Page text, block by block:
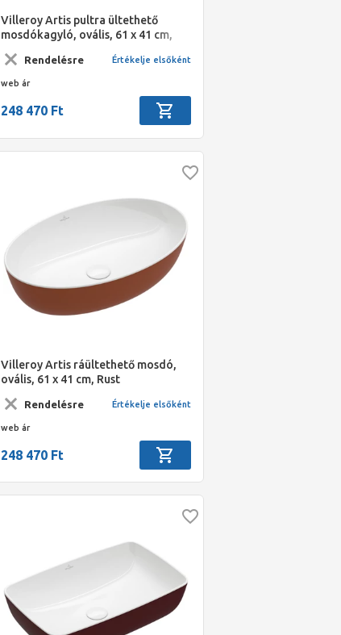
Villeroy Artis pultra ültethető
mosdókagyló, ovális, 61 x 41 cm,
Rendelésre Értékelje elsőként
web ár
248 470 Ft
Villeroy Artis ráültethető mosdó,
ovális, 61 x 41 cm, Rust
Rendelésre Értékelje elsőként
web ár
248 470 Ft